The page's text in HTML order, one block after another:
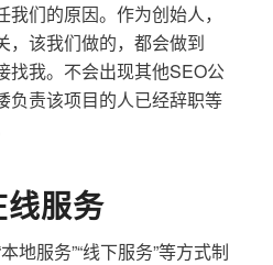
们的原因。作为创始人，
，该我们做的，都会做到
找我。不会出现其他SEO公
负责该项目的人已经辞职等
服务
地服务”“线下服务”等方式制